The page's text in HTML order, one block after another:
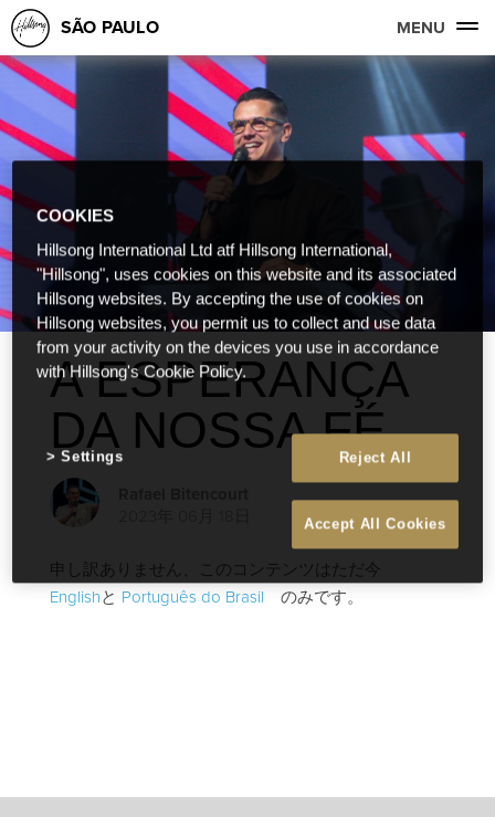
SÃO PAULO MENU
A ESPERANÇA
DA NOSSA FÉ
申し訳ありません、このコンテンツはただ今
Englishと Português do Brasil のみです。
COOKIES
Hillsong International Ltd atf Hillsong International,
"Hillsong", uses cookies on this website and its associated
Hillsong websites. By accepting the use of cookies on
Hillsong websites, you permit us to collect and use data
from your activity on the devices you use in accordance
with Hillsong's Cookie Policy.
Reject All
Accept All Cookies
Settings